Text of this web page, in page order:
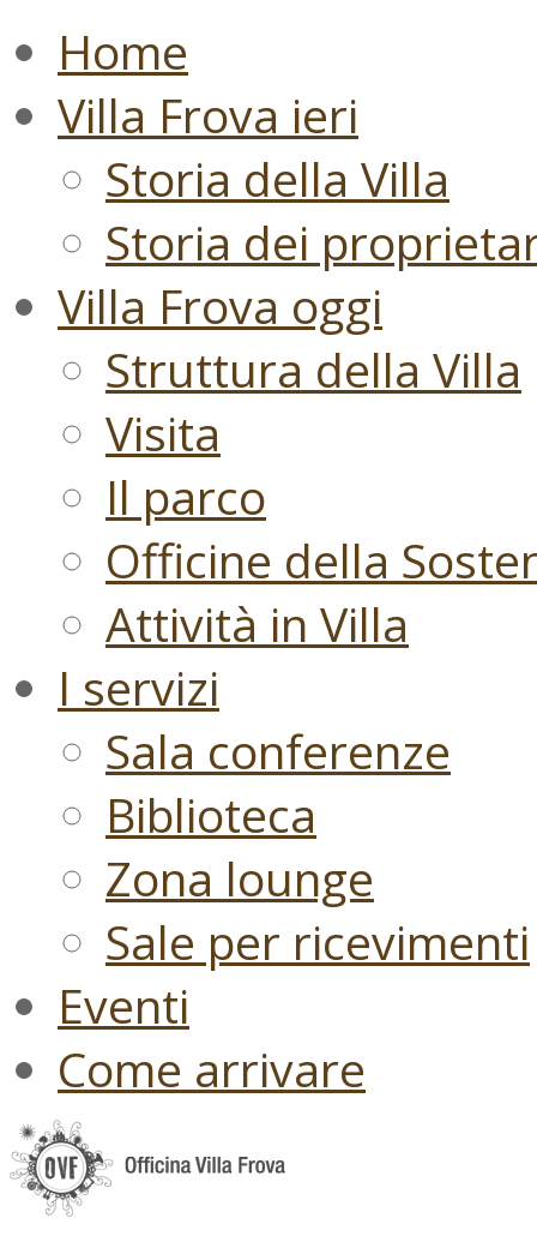
Home
Villa Frova ieri
Storia della Villa
Storia dei
Villa Frova oggi
Struttura della Villa
Visita
Il parco
Officine della
Attività in Villa
I servizi
Sala conferenze
Biblioteca
Zona lounge
Sale per ricevimenti
Eventi
Come arrivare